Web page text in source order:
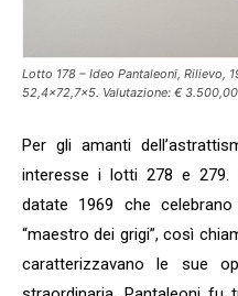
Lotto 178 – Ideo Pantaleoni, Rilievo,
52,4×72,7×5. Valutazione: €
Per gli amanti
interesse i lotti 278 e 279.
datate 1969 che
“maestro dei grigi”, così
caratterizzavano le sue
Sono un
Si
No